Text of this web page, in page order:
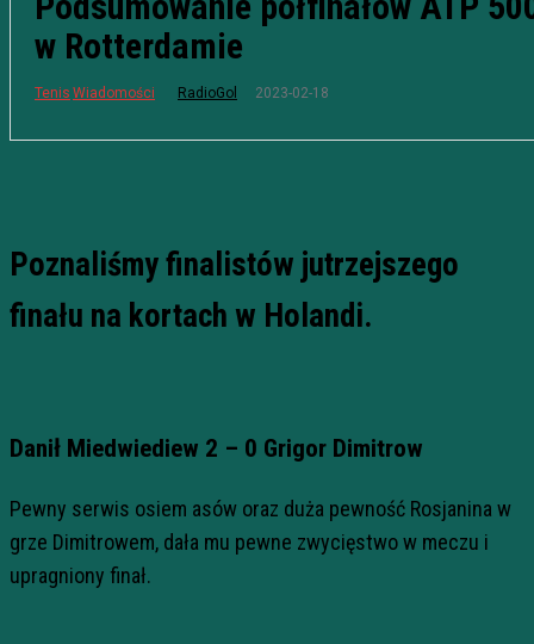
w Rotterdamie
Tenis Wiadomości RadioGol 2023-02-18
Poznaliśmy finalistów jutrzejszego
finału na kortach w Holandi.
Danił Miedwiediew 2 – 0 Grigor Dimitrow
Pewny serwis osiem asów oraz duża pewność Rosjanina w
grze Dimitrowem, dała mu pewne zwycięstwo w meczu i
upragniony finał.